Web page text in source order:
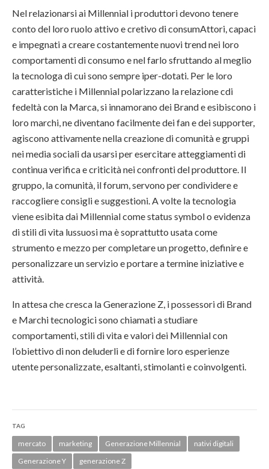
Nel relazionarsi ai Millennial i produttori devono tenere
conto del loro ruolo attivo e cretivo di consumAttori, capaci
e impegnati a creare costantemente nuovi trend nei loro
comportamenti di consumo e nel farlo sfruttando al meglio
la tecnologa di cui sono sempre iper-dotati. Per le loro
caratteristiche i Millennial polarizzano la relazione cdi
fedeltà con la Marca, si innamorano dei Brand e esibiscono i
loro marchi, ne diventano facilmente dei fan e dei supporter,
agiscono attivamente nella creazione di comunità e gruppi
nei media sociali da usarsi per esercitare atteggiamenti di
continua verifica e criticità nei confronti del produttore. Il
gruppo, la comunità, il forum, servono per condividere e
raccogliere consigli e suggestioni. A volte la tecnologia
viene esibita dai Millennial come status symbol o evidenza
di stili di vita lussuosi ma è soprattutto usata come
strumento e mezzo per completare un progetto, definire e
personalizzare un servizio e portare a termine iniziative e
attività.
In attesa che cresca la Generazione Z, i possessori di Brand
e Marchi tecnologici sono chiamati a studiare
comportamenti, stili di vita e valori dei Millennial con
l’obiettivo di non deluderli e di fornire loro esperienze
utente personalizzate, esaltanti, stimolanti e coinvolgenti.
TAG
mercato marketing Generazione Millennial
nativi digitali
Generazione Y
generazione Z